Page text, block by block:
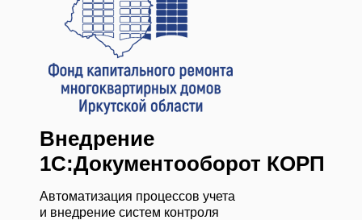
Внедрение
1С:Документооборот КОРП
Автоматизация процессов учета
и внедрение систем контроля